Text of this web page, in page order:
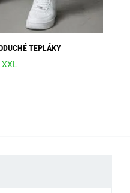
TEPLÁKY
XXL